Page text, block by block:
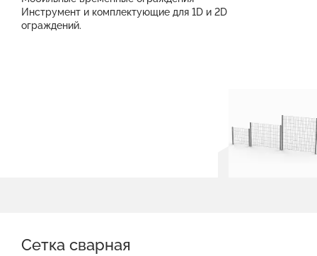
Инструмент и комплектующие для 1D и 2D
ограждений.
Сетка сварная